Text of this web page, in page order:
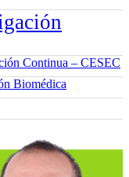
Continua – CESEC
Biomédica